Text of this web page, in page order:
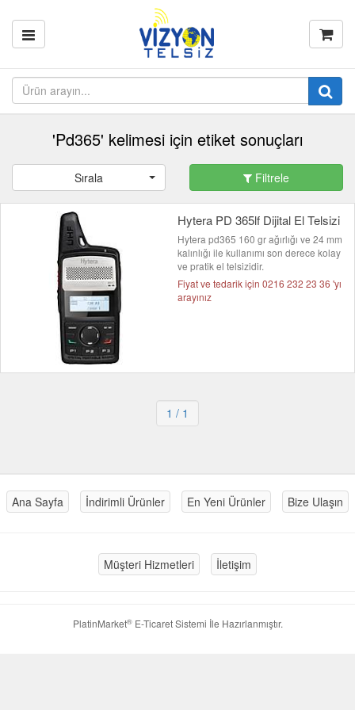
'Pd365' kelimesi için etiket sonuçları
Sırala Filtrele
Hytera PD 365lf Dijital El Telsizi
Hytera pd365 160 gr ağırlığı ve 24 mm
kalınlığı ile kullanımı son derece kolay
ve pratik el telsizidir.
Fiyat ve tedarik için 0216 232 23 36 'yı
arayınız
1 / 1
Ana Sayfa İndirimli Ürünler En Yeni Ürünler Bize Ulaşın
Müşteri Hizmetleri İletişim
PlatinMarket®E-Ticaret Sistemi İle Hazırlanmıştır.